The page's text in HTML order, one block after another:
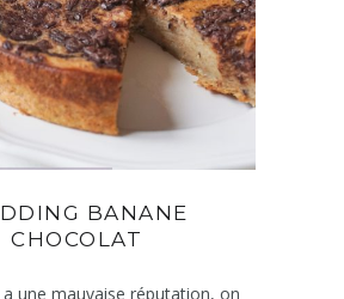
BANANE
CHOCOLAT
a une mauvaise réputation, on